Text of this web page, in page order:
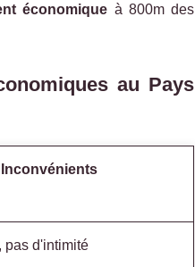
économique à 800m des
au Pays
Inconvénients
pas d'intimité